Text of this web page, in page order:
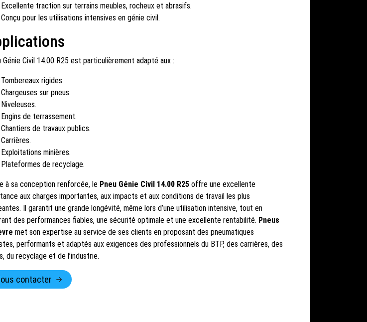
Excellente traction sur terrains meubles, rocheux et abrasifs.
Conçu pour les utilisations intensives en génie civil.
Génie Civil 14.00 R25 est particulièrement adapté aux :
Tombereaux rigides.
Chargeuses sur pneus.
Niveleuses.
Engins de terrassement.
Chantiers de travaux publics.
Carrières.
Exploitations minières.
Plateformes de recyclage.
à sa conception renforcée, le Pneu Génie Civil 14.00 R25 offre une excellente
aux charges importantes, aux impacts et aux conditions de travail les plus
Il garantit une grande longévité, même lors d’une utilisation intensive, tout en
des performances fiables, une sécurité optimale et une excellente rentabilité. Pneus
met son expertise au service de ses clients en proposant des pneumatiques
performants et adaptés aux exigences des professionnels du BTP, des carrières, des
du recyclage et de l’industrie.
contacter